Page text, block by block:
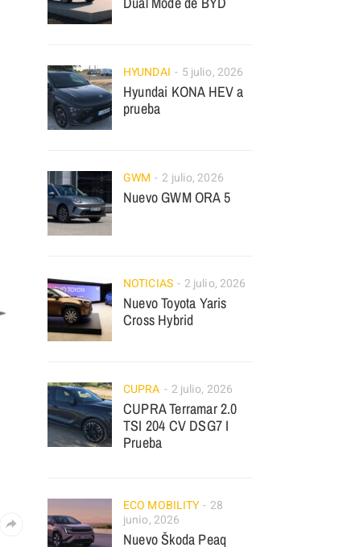
HYUNDAI 5 julio, 2026
Hyundai KONA HEV a
prueba
GWM 2 julio, 2026
Nuevo GWM ORA 5
NOTICIAS 2 julio, 2026
Nuevo Toyota Yaris
Cross Hybrid
CUPRA 2 julio, 2026
CUPRA Terramar 2.0
TSI 204 CV DSG7 I
Prueba
ECO MOBILITY
28
junio, 2026
Nuevo Škoda Peaq